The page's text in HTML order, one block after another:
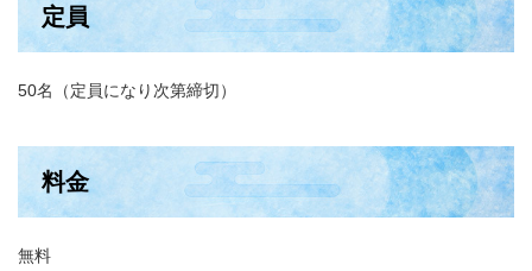
定員
50名（定員になり次第締切）
料金
無料